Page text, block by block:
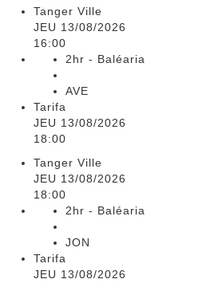
Tanger Ville
JEU 13/08/2026
16:00
2hr - Baléaria
AVE
Tarifa
JEU 13/08/2026
18:00
Tanger Ville
JEU 13/08/2026
18:00
2hr - Baléaria
JON
Tarifa
JEU 13/08/2026